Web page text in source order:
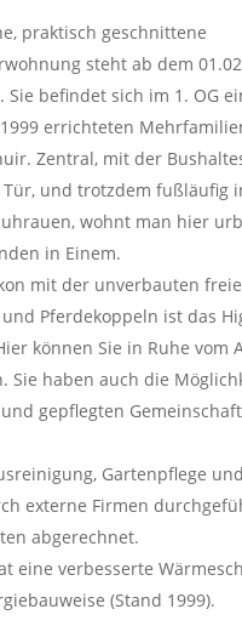
Verkaufsabschluss!
KONTAKT
vernetzt.
Engagement
praktisch geschnittene
steht ab dem
Sie befindet sich im 1. OG
errichteten
Zentral, mit der
und trotzdem fußläufig
wohnt man hier
in Einem.
mit der unverbauten
Pferdekoppeln ist das
können Sie in Ruhe vom
Sie haben auch die
gepflegten
Gartenpflege
externe Firmen
abgerechnet.
eine verbesserte
(Stand 1999).